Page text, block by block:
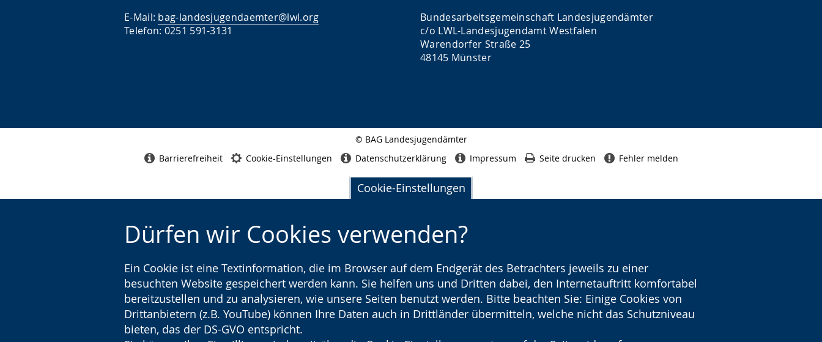
Cookie-Einstellungen
Dürfen wir Cookies verwenden?
Ein Cookie ist eine Textinformation, die im Browser auf dem Endgerät des Betrachters jeweils zu einer
besuchten Website gespeichert werden kann. Sie helfen uns und Dritten dabei, den Internetauftritt komfortabel
bereitzustellen und zu analysieren, wie unsere Seiten benutzt werden. Bitte beachten Sie: Einige Cookies von
Drittanbietern (z.B. YouTube) können Ihre Daten auch in Drittländer übermitteln, welche nicht das Schutzniveau
bieten, das der DS-GVO entspricht.
E-Mail: bag-landesjugendaemter@lwl.org
Telefon: 0251 591-3131
Bundesarbeitsgemeinschaft Landesjugendämter
c/o LWL-Landesjugendamt Westfalen
Warendorfer Straße 25
48145 Münster
© BAG Landesjugendämter
Barrierefreiheit Cookie-Einstellungen Datenschutzerklärung Impressum Seite drucken Fehler melden